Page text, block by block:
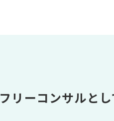
フリーコンサルと